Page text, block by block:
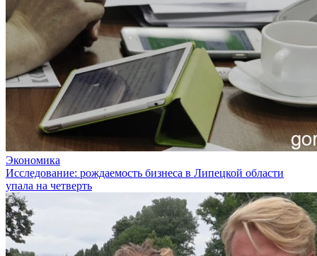
Экономика
Исследование: рождаемость бизнеса в Липецкой области
упала на четверть